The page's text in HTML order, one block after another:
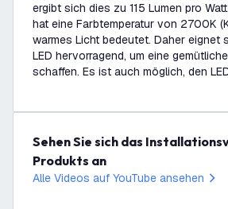
ergibt sich dies zu 115 Lumen pro
hat eine Farbtemperatur von 2700K
warmes Licht bedeutet. Daher eignet
LED hervorragend, um eine
schaffen. Es ist auch möglich, den
Sehen Sie sich das Installationsvideo dieses
Produkts an
Alle Videos auf YouTube ansehen